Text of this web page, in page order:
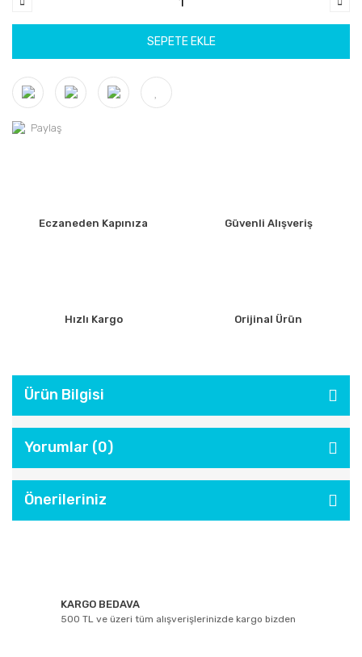
SEPETE EKLE
Paylaş
Eczaneden Kapınıza Güvenli Alışveriş
Hızlı Kargo Orijinal Ürün
Ürün Bilgisi
Yorumlar (0)
Önerileriniz
KARGO BEDAVA
500 TL ve üzeri tüm alışverişlerinizde kargo bizden